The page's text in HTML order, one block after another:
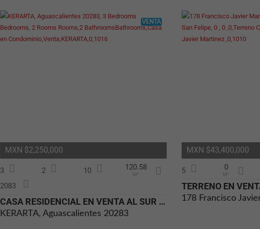
VENTA
CASA RESIDENCIAL EN VENTA AL SUR DE AGUASCALIENTES NISSAN 1
KERARTA, Aguascalientes 20283
3 2 10 120.58
M²
2083
MXN $2,250,000
5 0
M²
MXN $43,400,000
cookies son
esenciales
nuestro sitio
realice
acciones para
configurar las
preferencias
de privacidad,